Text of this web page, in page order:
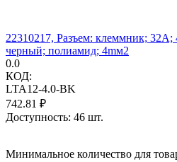
22310217, Разъем: клеммник;
черный; полиамид; 4mм2
0.0
КОД:
LTA12-4.0-BK
742.81 ₽
Доступность: 46 шт.
Минимальное количество для